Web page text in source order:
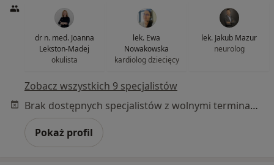
dr n. med. Joanna
Lekston-Madej
okulista
lek. Ewa
Nowakowska
kardiolog dziecięcy
lek. Jakub Mazur
neurolog
Zobacz wszystkich 9 specjalistów
Brak dostępnych specjalistów z wolnymi terminami w tym centrum medycznym.
Pokaż profil